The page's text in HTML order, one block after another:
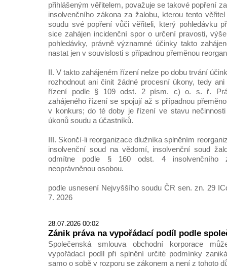
přihlášeným věřitelem, považuje se takové popření
insolvenčního zákona za žalobu, kterou tento
soudu své popření vůči věřiteli, který pohledávku
sice zahájen incidenční spor o určení pravosti,
pohledávky, právně významné účinky takto
nastat jen v souvislosti s případnou přeměnou
II. V takto zahájeném řízení nelze po dobu trvání
rozhodnout ani činit žádné procesní úkony, tedy
řízení podle § 109 odst. 2 písm. c) o. s. ř.
zahájeného řízení se spojují až s případnou
v konkurs; do té doby je řízení ve stavu
úkonů soudu a účastníků.
III. Skončí-li reorganizace dlužníka splněním
insolvenční soud na vědomí, insolvenční soud
odmítne podle § 160 odst. 4 insolvenčního
neoprávněnou osobou.
podle usnesení Nejvyššího soudu ČR sen. zn. 29
7. 2026
28.07.2026 00:02
Zánik práva na vypořádací podíl podle
Společenská smlouva obchodní korporace
vypořádací podíl při splnění určité podmínky
samo o sobě v rozporu se zákonem a není z tohoto